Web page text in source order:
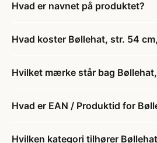
Hvad er navnet på produktet?
Hvad koster Bøllehat, str. 54
Hvilket mærke står bag
Hvad er EAN / Produktid for
Hvilken kategori tilhører